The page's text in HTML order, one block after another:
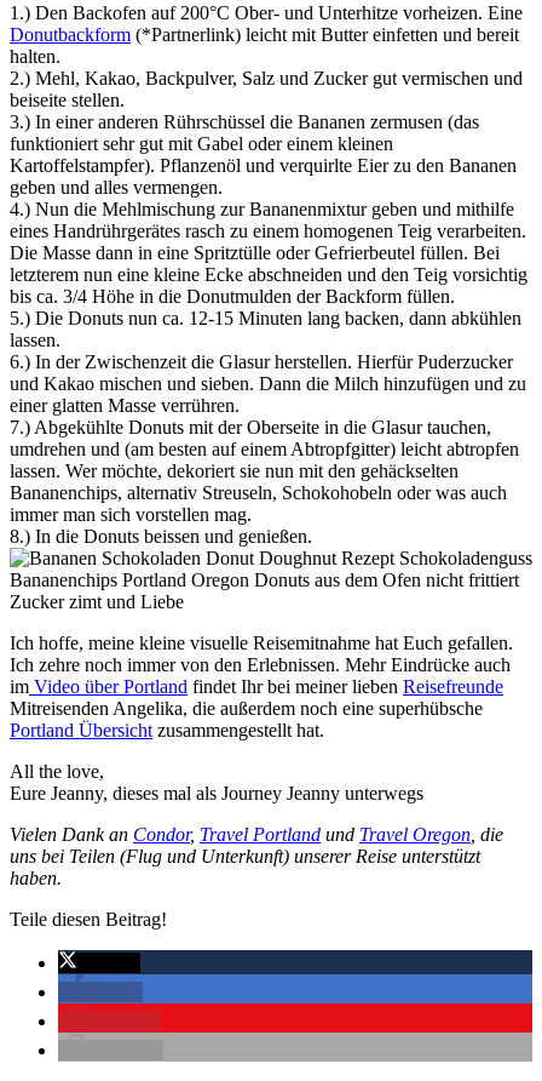
1.) Den Backofen auf 200°C Ober- und Unterhitze vorheizen. Eine
Donutbackform (*Partnerlink) leicht mit Butter einfetten und bereit
halten.
2.) Mehl, Kakao, Backpulver, Salz und Zucker gut vermischen und
beiseite stellen.
3.) In einer anderen Rührschüssel die Bananen zermusen (das
funktioniert sehr gut mit Gabel oder einem kleinen
Kartoffelstampfer). Pflanzenöl und verquirlte Eier zu den Bananen
geben und alles vermengen.
4.) Nun die Mehlmischung zur Bananenmixtur geben und mithilfe
eines Handrührgerätes rasch zu einem homogenen Teig verarbeiten.
Die Masse dann in eine Spritztülle oder Gefrierbeutel füllen. Bei
letzterem nun eine kleine Ecke abschneiden und den Teig vorsichtig
bis ca. 3/4 Höhe in die Donutmulden der Backform füllen.
5.) Die Donuts nun ca. 12-15 Minuten lang backen, dann abkühlen
lassen.
6.) In der Zwischenzeit die Glasur herstellen. Hierfür Puderzucker
und Kakao mischen und sieben. Dann die Milch hinzufügen und zu
einer glatten Masse verrühren.
7.) Abgekühlte Donuts mit der Oberseite in die Glasur tauchen,
umdrehen und (am besten auf einem Abtropfgitter) leicht abtropfen
lassen. Wer möchte, dekoriert sie nun mit den gehäckselten
Bananenchips, alternativ Streuseln, Schokohobeln oder was auch
immer man sich vorstellen mag.
8.) In die Donuts beissen und genießen.
Ich hoffe, meine kleine visuelle Reisemitnahme hat Euch gefallen.
Ich zehre noch immer von den Erlebnissen. Mehr Eindrücke auch
im Video über Portland findet Ihr bei meiner lieben Reisefreunde
Mitreisenden Angelika, die außerdem noch eine superhübsche
Portland Übersicht zusammengestellt hat.
All the love,
Eure Jeanny, dieses mal als Journey Jeanny unterwegs
Vielen Dank an Condor, Travel Portland und Travel Oregon , die
uns bei Teilen (Flug und Unterkunft) unserer Reise unterstützt
haben.
Teile diesen Beitrag!